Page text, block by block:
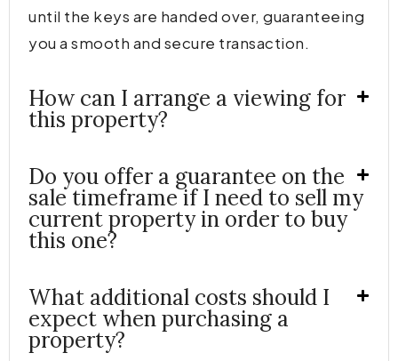
until the keys are handed over, guaranteeing
you a smooth and secure transaction.
How can I arrange a viewing for
this property?
Do you offer a guarantee on the
sale timeframe if I need to sell my
current property in order to buy
this one?
What additional costs should I
expect when purchasing a
property?